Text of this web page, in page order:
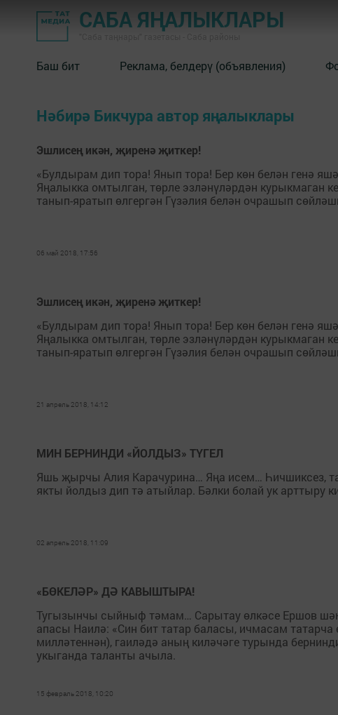
САБА ЯҢАЛЫКЛАРЫ
Баш бит Реклама, белдерү (объявления)
Нәбирә Бикчура автор яңалыклары
Эшлисең икән, җиренә җиткер!
«Булдырам дип тора! Янып тора! Бер көн белән генә
Яңалыкка омтылган, төрле эзләнүләрдән курыкмаган
танып-яратып өлгергән Гүзәлия белән очрашып
06 май 2018, 17:56
Эшлисең икән, җиренә җиткер!
«Булдырам дип тора! Янып тора! Бер көн белән генә
Яңалыкка омтылган, төрле эзләнүләрдән курыкмаган
танып-яратып өлгергән Гүзәлия белән очрашып
21 апрель 2018, 14:12
МИН БЕРНИНДИ «ЙОЛДЫЗ» ТҮГЕЛ
Яшь җырчы Алия Карачурина… Яңа исем… Һичшиксез,
якты йолдыз дип тә атыйлар. Бәлки болай ук арттыру
02 апрель 2018, 11:09
«БӨКЕЛӘР» ДӘ КАВЫШТЫРА!
Тугызынчы сыйныф тәмам… Сарытау өлкәсе Ершов
апасы Наилә: «Син бит татар баласы, ичмасам
милләтеннән), гаиләдә аның киләчәге турында
укыганда таланты ачыла.
15 февраль 2018, 10:20